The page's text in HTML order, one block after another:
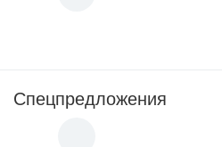
Спецпредложения